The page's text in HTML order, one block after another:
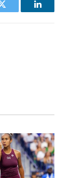
Twitter LinkedIn